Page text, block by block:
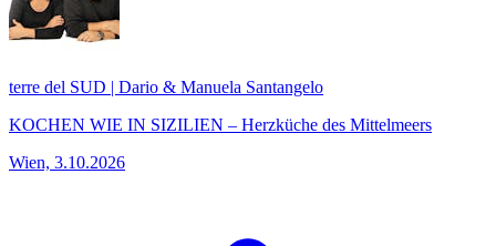
terre del SUD | Dario & Manuela Santangelo
KOCHEN WIE IN SIZILIEN – Herzküche des Mittelmeers
Wien, 3.10.2026